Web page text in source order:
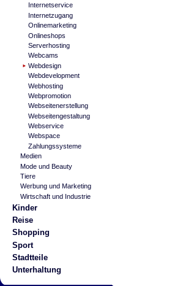
Internetservice
Internetzugang
Onlinemarketing
Onlineshops
Serverhosting
Webcams
Webdesign
Webdevelopment
Webhosting
Webpromotion
Webseitenerstellung
Webseitengestaltung
Webservice
Webspace
Zahlungssysteme
Medien
Mode und Beauty
Tiere
Werbung und Marketing
Wirtschaft und Industrie
Kinder
Reise
Shopping
Sport
Stadtteile
Unterhaltung